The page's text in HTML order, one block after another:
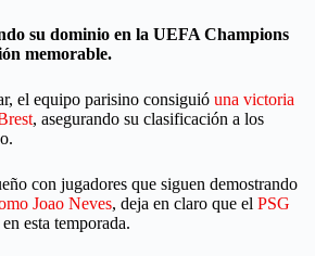
su dominio en la UEFA Champions
memorable.
el equipo parisino consiguió una victoria
, asegurando su clasificación a los
con jugadores que siguen demostrando
Joao Neves, deja en claro que el PSG
esta temporada.